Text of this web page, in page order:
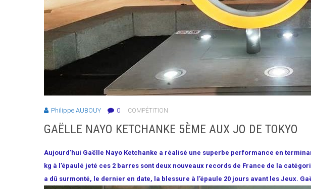
Philippe AUBOUY 0 COMPÉTITION
GAËLLE NAYO KETCHANKE 5ÈME AUX JO DE TOKYO
Aujourd’hui Gaëlle Nayo Ketchanke a réalisé une superbe performance en
kg à l’épaulé jeté ces 2 barres sont deux nouveaux records de France de la
a dû surmonté, le dernier en date, la blessure à l’épaule 20 jours avant les Jeux.